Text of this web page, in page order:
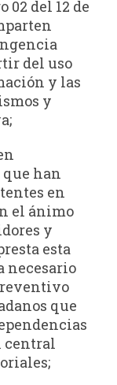
del 12 de
del uso
y las
y
han
en
el ánimo
y
esta
necesario
que
central